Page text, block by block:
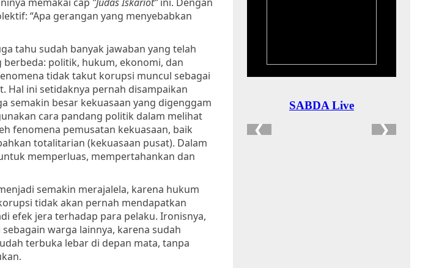
“Apa gerangan yang menyebabkan
tahu sudah banyak jawaban yang telah
politik, hukum, ekonomi, dan
tidak takut korupsi muncul sebagai
ini setidaknya pernah disampaikan
semakin besar kekuasaan yang digenggam
cara pandang politik dalam melihat
fenomena pemusatan kekuasaan, baik
totalitarian (kekuasaan pusat). Dalam
memperluas, mempertahankan dan
semakin merajalela, karena hukum
tidak akan pernah mendapatkan
efek jera terhadap para pelaku. Ironisnya,
warga lainnya, karena sudah
terbuka lebar di depan mata, tanpa